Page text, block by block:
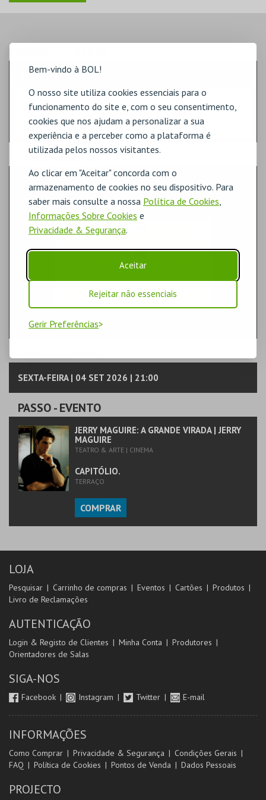
Bem-vindo à BOL!
O nosso site utiliza cookies essenciais para o
funcionamento do site e, com o seu consentimento,
cookies que nos ajudam a personalizar a sua
experiência e a perceber como a plataforma é
utilizada pelos nossos visitantes.
Ao clicar em "Aceitar" concorda com o
armazenamento de cookies no seu dispositivo. Para
saber mais consulte a nossa Política de Cookies
Informações Sobre Cookies e
Privacidade & Segurança.
Aceitar
Rejeitar não essenciais
Gerir Preferências
Indique a quantidade
Na planta, selecione o lugar.
PASSO- SECTOR
PLATEIA
SEXTA-FEIRA | 04 SET 2026 | 21:00
PASSO- EVENTO
JERRY MAGUIRE: A GRANDE VIRADA | JERRY
MAGUIRE
TEATRO & ARTE | CINEMA
CAPITÓLIO.
TERRAÇO
COMPRAR
LOJA
Pesquisar Carrinho de compras Eventos Cartões
Produtos
Livro de Reclamações
AUTENTICAÇÃO
Login & Registo de Clientes Minha Conta
Produtores
Orientadores de Salas
SIGA-NOS
Facebook Instagram Twitter E-mail
INFORMAÇÕES
Como Comprar Privacidade & Segurança
Condições Gerais
FAQ
Política de Cookies Pontos de Venda Dados Pessoais
PROJECTO